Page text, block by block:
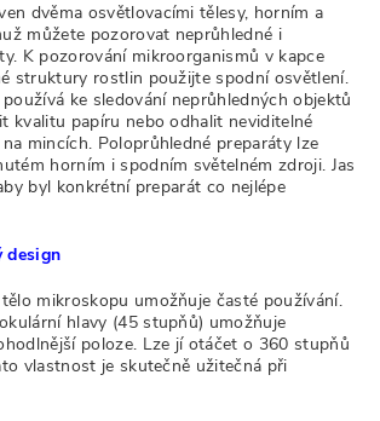
dvěma osvětlovacími tělesy, horním a
můžete pozorovat neprůhledné i
K pozorování mikroorganismů v kapce
struktury rostlin použijte spodní osvětlení.
ke sledování neprůhledných objektů
kvalitu papíru nebo odhalit neviditelné
mincích. Poloprůhledné preparáty lze
horním i spodním světelném zdroji. Jas
byl konkrétní preparát co nejlépe
design
mikroskopu umožňuje časté používání.
hlavy (45 stupňů) umožňuje
poloze. Lze jí otáčet o 360 stupňů
vlastnost je skutečně užitečná při